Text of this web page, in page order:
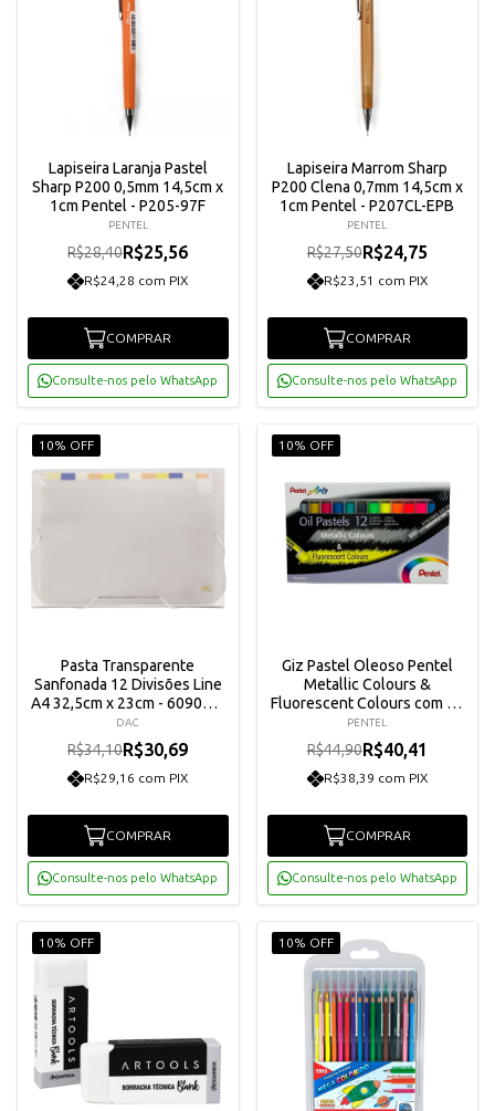
Lapiseira Laranja Pastel
Sharp P200 0,5mm 14,5cm x
1cm Pentel - P205-97F
PENTEL
R$28,40R$25,56
R$24,28 com PIX
COMPRAR
Consulte-nos pelo WhatsApp
Lapiseira Marrom Sharp
P200 Clena 0,7mm 14,5cm x
1cm Pentel - P207CL-EPB
PENTEL
R$27,50R$24,75
R$23,51 com PIX
COMPRAR
Consulte-nos pelo WhatsApp
10% OFF
Pasta Transparente
Sanfonada 12 Divisões Line
A4 32,5cm x 23cm - 6090PP-
TR
DAC
R$34,10R$30,69
R$29,16 com PIX
COMPRAR
Consulte-nos pelo WhatsApp
10% OFF
Giz Pastel Oleoso Pentel
Metallic Colours &
Fluorescent Colours com 12
Cores - Phn-mf12
PENTEL
R$44,90R$40,41
R$38,39 com PIX
COMPRAR
Consulte-nos pelo WhatsApp
10% OFF 10% OFF